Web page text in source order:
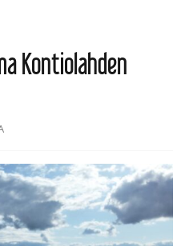
Kontiolahden